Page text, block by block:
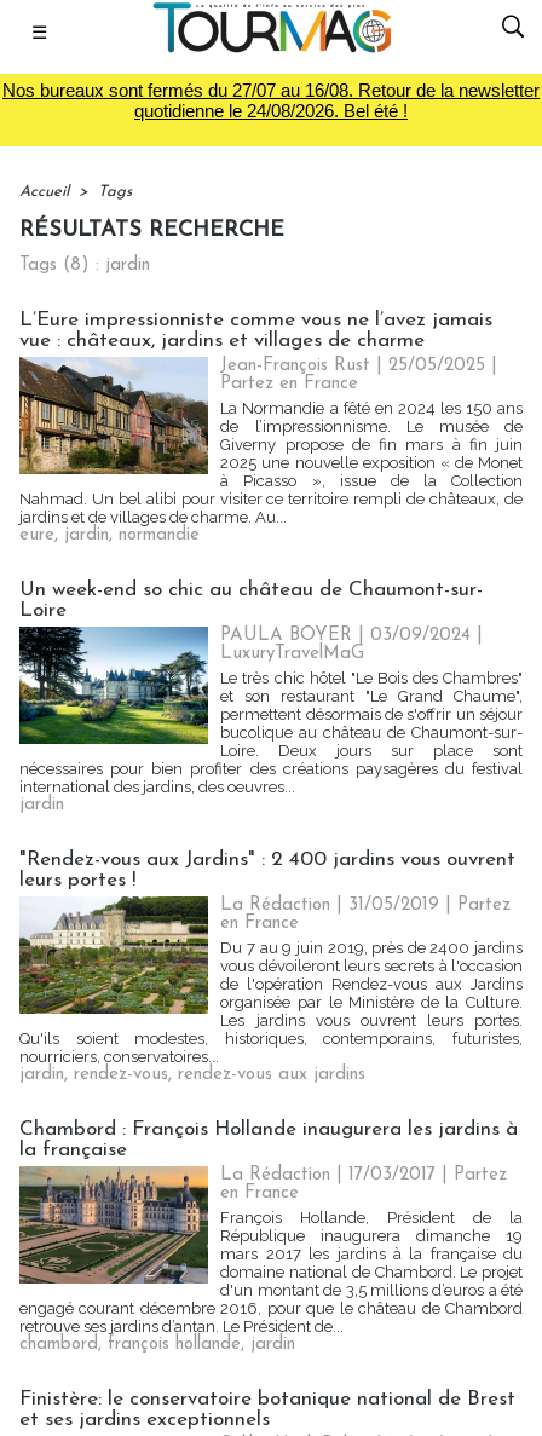
☰
Nos bureaux sont fermés du 27/07 au 16/08. Retour de la newsletter
quotidienne le 24/08/2026. Bel été !
Accueil > Tags
RÉSULTATS RECHERCHE
Tags (8) : jardin
L’Eure impressionniste comme vous ne l’avez jamais
vue : châteaux, jardins et villages de charme
Jean-François Rust | 25/05/2025
Partez en France
La Normandie a fêté en 2024 les 150 ans
de l’impressionnisme. Le musée de
Giverny propose de fin mars à fin juin
2025 une nouvelle exposition « de Monet
à Picasso », issue de la Collection
Nahmad. Un bel alibi pour visiter ce territoire rempli de châteaux, de
jardins et de villages de charme. Au...
eure, jardin, normandie
Un week-end so chic au château de Chaumont-sur-
Loire
PAULA BOYER | 03/09/2024
LuxuryTravelMaG
Le très chic hôtel "Le Bois des Chambres"
et son restaurant "Le Grand Chaume",
permettent désormais de s'offrir un séjour
bucolique au château de Chaumont-sur-
Loire. Deux jours sur place sont
nécessaires pour bien profiter des créations paysagères du festival
international des jardins, des oeuvres...
jardin
"Rendez-vous aux Jardins" : 2 400 jardins vous ouvrent
leurs portes !
La Rédaction | 31/05/2019
Partez
en France
Du 7 au 9 juin 2019, près de 2400 jardins
vous dévoileront leurs secrets à l'occasion
de l'opération Rendez-vous aux Jardins
organisée par le Ministère de la Culture.
Les jardins vous ouvrent leurs portes.
Qu'ils soient modestes, historiques, contemporains, futuristes,
nourriciers, conservatoires...
jardin, rendez-vous, rendez-vous aux jardins
Chambord : François Hollande inaugurera les jardins à
la française
La Rédaction | 17/03/2017
Partez
en France
François Hollande, Président de la
République inaugurera dimanche 19
mars 2017 les jardins à la française du
domaine national de Chambord. Le projet
d'un montant de 3,5 millions d’euros a été
engagé courant décembre 2016, pour que le château de Chambord
retrouve ses jardins d’antan. Le Président de...
chambord, françois hollande, jardin
Finistère: le conservatoire botanique national de Brest
et ses jardins exceptionnels